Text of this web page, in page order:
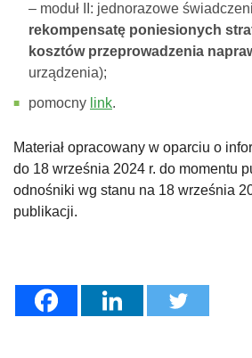
– moduł II: jednorazowe
rekompensatę poniesionych
kosztów przeprowadzenia
urządzenia);
pomocny link.
Materiał opracowany w oparciu o
do 18 września 2024 r. do momentu
odnośniki wg stanu na 18 września
publikacji.